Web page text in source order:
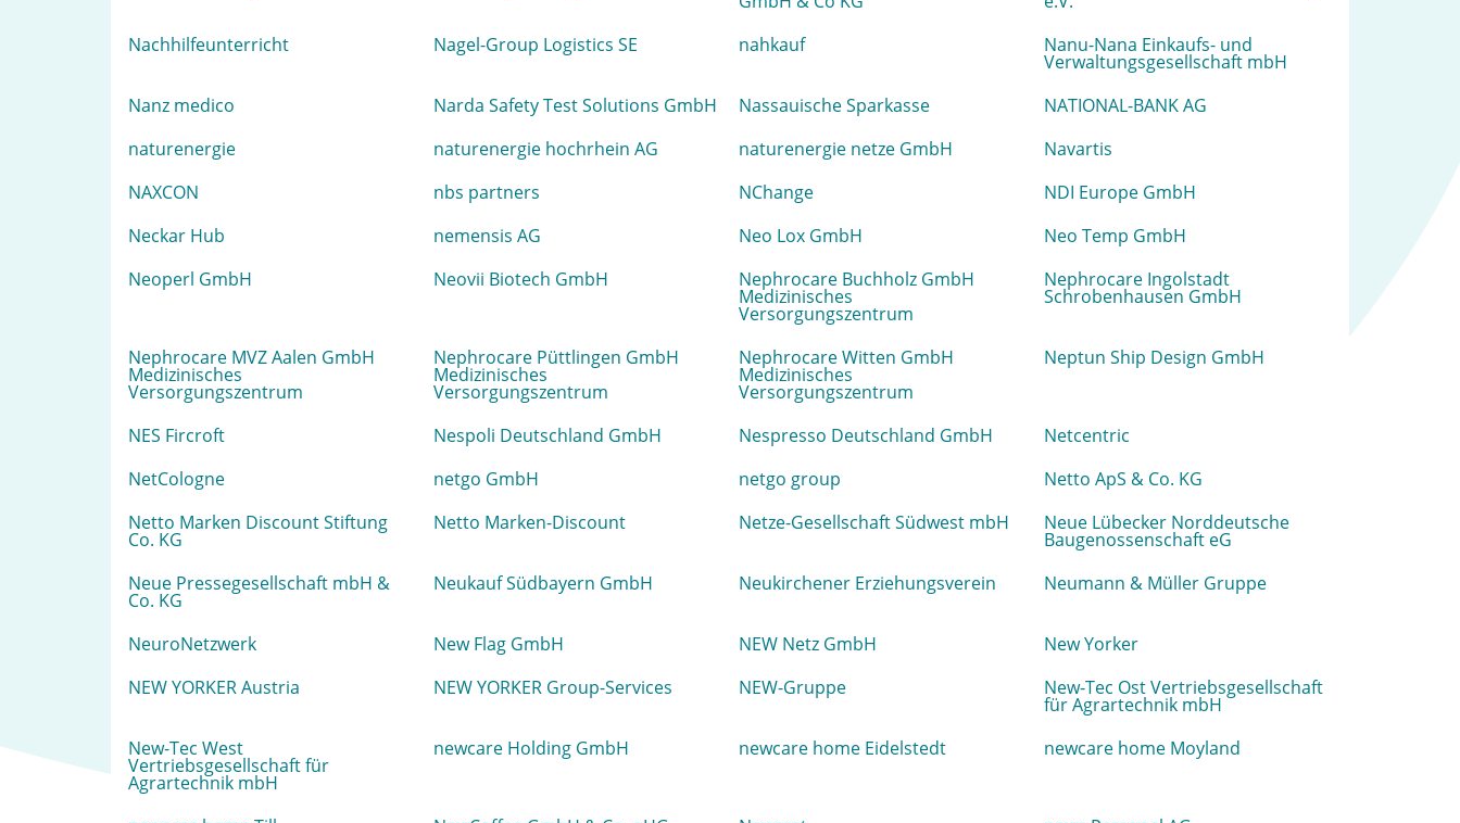
Nachhilfeunterricht
Nagel-Group Logistics SE nahkauf Nanu-Nana Einkaufs- und
Verwaltungsgesellschaft mbH
Nanz medico
Narda Safety Test Solutions GmbH Nassauische Sparkasse
NATIONAL-BANK AG
naturenergie
naturenergie hochrhein AG naturenergie netze GmbH
Navartis
NAXCON
nbs partners NChange
NDI Europe GmbH
Neckar Hub
nemensis AG Neo Lox GmbH
Neo Temp GmbH
Neoperl GmbH
Neovii Biotech GmbH Nephrocare Buchholz GmbH
Medizinisches
Versorgungszentrum
Nephrocare Ingolstadt
Schrobenhausen GmbH
Nephrocare MVZ Aalen GmbH
Medizinisches
Versorgungszentrum
Nephrocare Püttlingen GmbH
Medizinisches
Versorgungszentrum
Nephrocare Witten GmbH
Medizinisches
Versorgungszentrum
Neptun Ship Design GmbH
NES Fircroft Nespoli Deutschland GmbH Nespresso Deutschland GmbH
Netcentric
NetCologne
netgo GmbH netgo group
Netto ApS & Co. KG
Netto Marken Discount Stiftung
Co. KG
Netto Marken-Discount Netze-Gesellschaft Südwest mbH Neue Lübecker Norddeutsche
Baugenossenschaft eG
Neue Pressegesellschaft mbH &
Co. KG
Neukauf Südbayern GmbH Neukirchener Erziehungsverein Neumann & Müller Gruppe
NeuroNetzwerk New Flag GmbH NEW Netz GmbH
New Yorker
NEW YORKER Austria
NEW YORKER Group-Services NEW-Gruppe New-Tec Ost Vertriebsgesellschaft
für Agrartechnik mbH
New-Tec West
Vertriebsgesellschaft für
Agrartechnik mbH
newcare Holding GmbH newcare home Eidelstedt newcare home Moyland